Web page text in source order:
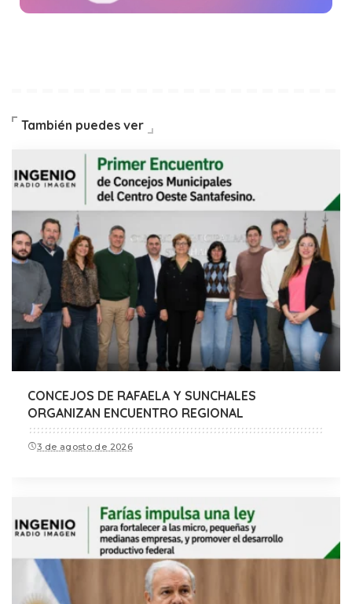
También puedes ver
CONCEJOS DE RAFAELA Y SUNCHALES
ORGANIZAN ENCUENTRO REGIONAL
3 de agosto de 2026